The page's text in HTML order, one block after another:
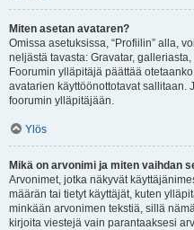
Miten asetan avataren?
Omissa asetuksissa, “Profiilin” alla,
neljästä tavasta: Gravatar,
Foorumin ylläpitäjä päättää
avatarien käyttöönottotavat sallitaan.
foorumin ylläpitäjään.
Ylös
Mikä on arvonimi ja miten vaihdan
Arvonimet, jotka näkyvät
määrän tai tietyt käyttäjät, kuten
minkään arvonimen tekstiä, sillä
kirjoita viestejä vain parantaaksesi